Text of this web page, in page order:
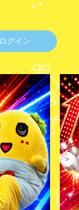
ログイン